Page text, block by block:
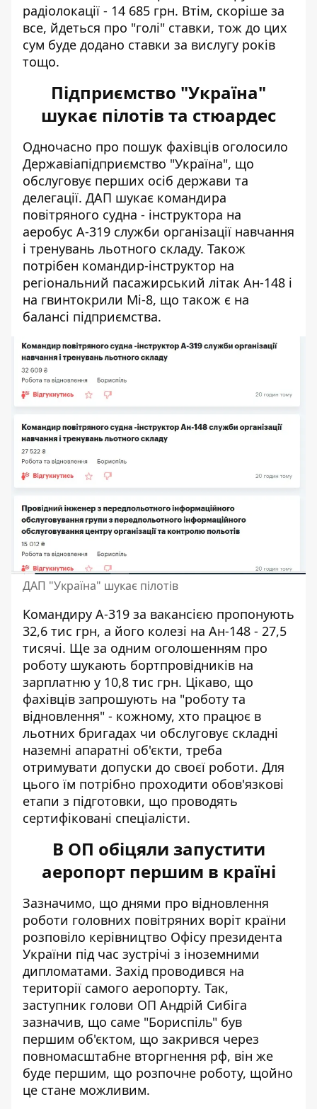
радіолокації - 14 685 грн. Втім, скоріше за
все, йдеться про "голі" ставки, тож до цих
сум буде додано ставки за вислугу років
тощо.
Підприємство "Україна"
шукає пілотів та стюардес
Одночасно про пошук фахівців оголосило
Державіапідприємство "Україна", що
обслуговує перших осіб держави та
делегації. ДАП шукає командира
повітряного судна - інструктора на
аеробус A-319 служби організації навчання
і тренувань льотного складу. Також
потрібен командир-інструктор на
регіональний пасажирський літак Ан-148 і
на гвинтокрили Мі-8, що також є на
балансі підприємства.
ДАП "Україна" шукає пілотів
Командиру А-319 за вакансією пропонують
32,6 тис грн, а його колезі на Ан-148 - 27,5
тисячі. Ще за одним оголошенням про
роботу шукають бортпровідників на
зарплатню у 10,8 тис грн. Цікаво, що
фахівців запрошують на "роботу та
відновлення" - кожному, хто працює в
льотних бригадах чи обслуговує складні
наземні апаратні об'єкти, треба
отримувати допуски до своєї роботи. Для
цього їм потрібно проходити обов'язкові
етапи з підготовки, що проводять
сертифіковані спеціалісти.
В ОП обіцяли запустити
аеропорт першим в країні
Зазначимо, що днями про відновлення
роботи головних повітряних воріт країни
розповіло керівництво Офісу президента
України під час зустрічі з іноземними
дипломатами. Захід проводився на
території самого аеропорту. Так,
заступник голови ОП Андрій Сибіга
зазначив, що саме "Бориспіль" був
першим об'єктом, що закрився через
повномасштабне вторгнення рф, він же
буде першим, що розпочне роботу, щойно
це стане можливим.